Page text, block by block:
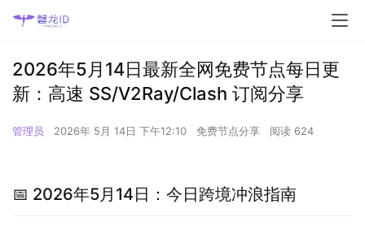
2026年5月14日最新全网免费节点每日更
新：高速 SS/V2Ray/Clash 订阅分享
管理员 2026年 5月 14日 下午12:10 免费节点分享 阅读 624
📅 2026年5月14日：今日跨境冲浪指南